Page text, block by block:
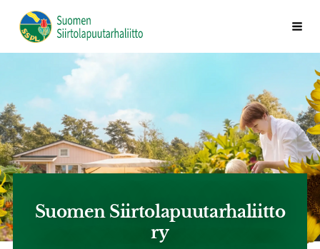
Siirry
sivun
Suomen Siirtolapuutarhaliitto ry
Suomen Siirtolapuutarhaliitto
ry